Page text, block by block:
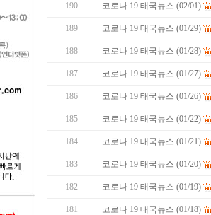
190 코로나 19 태국뉴스 (02/01)
189 코로나 19 태국뉴스 (01/29)
188 코로나 19 태국뉴스 (01/28)
187 코로나 19 태국뉴스 (01/27)
186 코로나 19 태국뉴스 (01/26)
185 코로나 19 태국뉴스 (01/22)
184 코로나 19 태국뉴스 (01/21)
183 코로나 19 태국뉴스 (01/20)
182 코로나 19 태국뉴스 (01/19)
181 코로나 19 태국뉴스 (01/18)